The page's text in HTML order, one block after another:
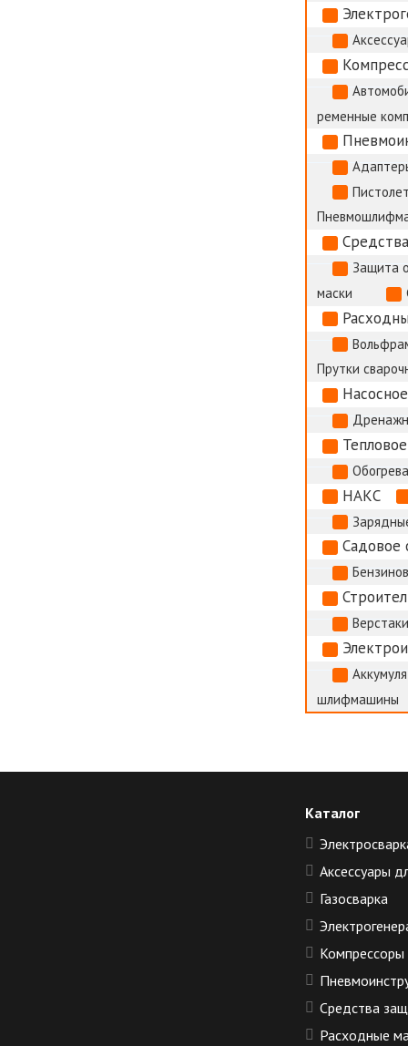
ременные
Защита
маски
Прутки
НАКС
Садовое
шлифмашины
Каталог
Аксессуары
Газосварка
Компрессоры
Средства
Расходные